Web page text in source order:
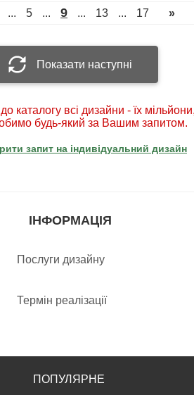
... 5 ... 9 ... 13 ... 17 »
Показати наступні
каталогу всі дизайни - їх
будь-який за Вашим запитом.
запит на індивідуальний дизайн
ІНФОРМАЦІЯ
Послуги дизайну
Термін реалізації
ПОПУЛЯРНЕ